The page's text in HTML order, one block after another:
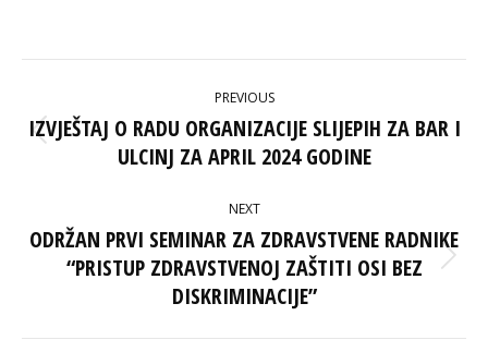
Facebook
X
PinterestLinkedIn
NAVIGATION
PREVIOUS
Previous
post:
IZVJEŠTAJ O RADU ORGANIZACIJE SLIJEPIH ZA BAR I
ULCINJ ZA APRIL 2024 GODINE
NEXT
Next
post:
ODRŽAN PRVI SEMINAR ZA ZDRAVSTVENE RADNIKE
“PRISTUP ZDRAVSTVENOJ ZAŠTITI OSI BEZ
DISKRIMINACIJE”